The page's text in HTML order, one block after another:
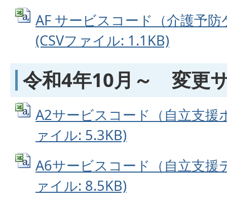
AF サービスコード（介護予
(CSVファイル: 1.1KB)
令和4年10月～ 変更
A2サービスコード（自立支援
ァイル: 5.3KB)
A6サービスコード（自立支援
ァイル: 8.5KB)